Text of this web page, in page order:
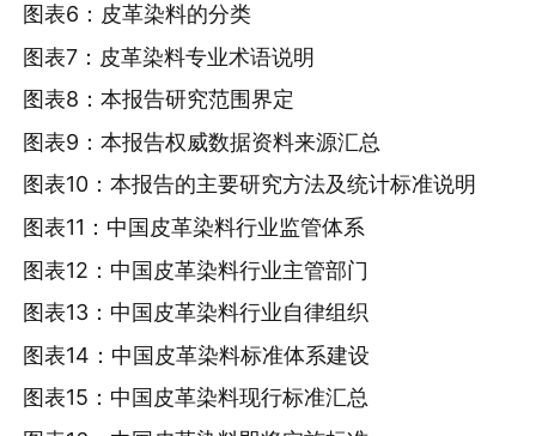
图表6：皮革染料的分类
图表7：皮革染料专业术语说明
图表8：本报告研究范围界定
图表9：本报告权威数据资料来源汇总
图表10：本报告的主要研究方法及统计标准说明
图表11：中国皮革染料行业监管体系
图表12：中国皮革染料行业主管部门
图表13：中国皮革染料行业自律组织
图表14：中国皮革染料标准体系建设
图表15：中国皮革染料现行标准汇总